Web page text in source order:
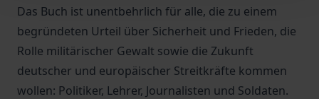
Das Buch ist unentbehrlich für alle, die zu einem
begründeten Urteil über Sicherheit und Frieden, die
Rolle militärischer Gewalt sowie die Zukunft
deutscher und europäischer Streitkräfte kommen
wollen: Politiker, Lehrer, Journalisten und Soldaten.